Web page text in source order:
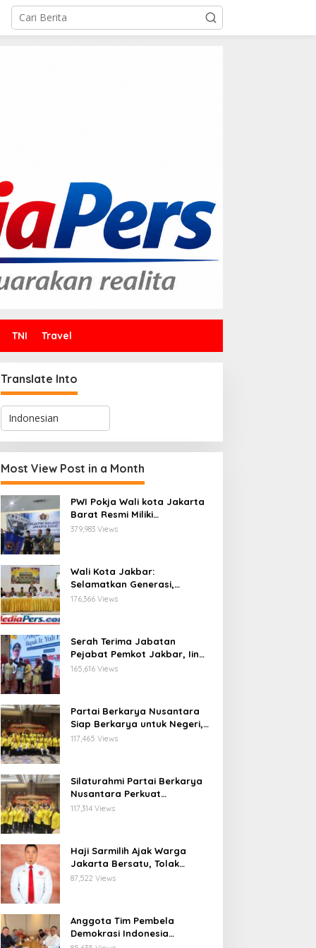
TNI Travel
Translate Into
Most View Post in a Month
PWI Pokja Wali kota Jakarta
Barat Resmi Miliki
Kepengurusan dan
Sarat Makna
379,983 Views
Wali Kota Jakbar:
Selamatkan Generasi,
Hentikan Bullying dan
176,366 Views
Serah Terima Jabatan
Pejabat Pemkot Jakbar, Iin
Mutmainnah: Mutasi Adalah
165,616 Views
Partai Berkarya Nusantara
Siap Berkarya untuk Negeri,
Kawal Program Prabowo dan
117,465 Views
Silaturahmi Partai Berkarya
Nusantara Perkuat
Konsolidasi Organisasi dan
117,314 Views
Haji Sarmilih Ajak Warga
Jakarta Bersatu, Tolak
Provokasi Pasca keributan di
87,522 Views
Anggota Tim Pembela
Demokrasi Indonesia